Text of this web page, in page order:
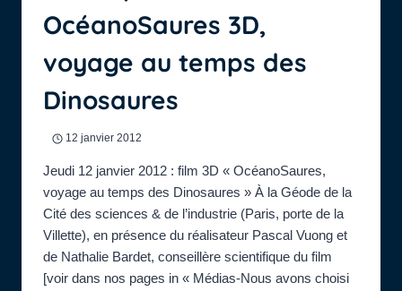
OcéanoSaures 3D,
voyage au temps des
Dinosaures
12 janvier 2012
Jeudi 12 janvier 2012 : film 3D « OcéanoSaures,
voyage au temps des Dinosaures » À la Géode de la
Cité des sciences & de l’industrie (Paris, porte de la
Villette), en présence du réalisateur Pascal Vuong et
de Nathalie Bardet, conseillère scientifique du film
[voir dans nos pages in « Médias-Nous avons choisi